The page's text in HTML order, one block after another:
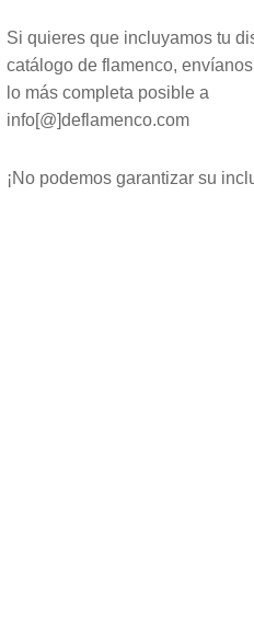
Si quieres que incluyamos tu
catálogo de flamenco,
lo más completa posible a
info[@]deflamenco.com
¡No podemos garantizar su